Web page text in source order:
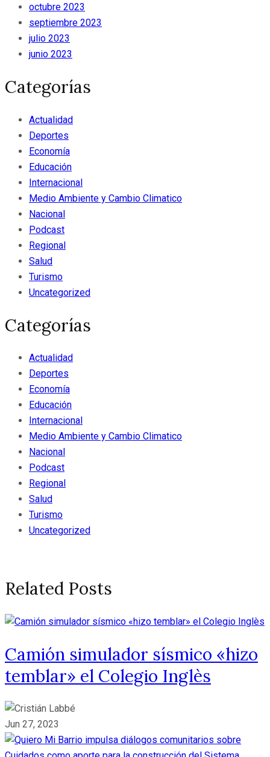
octubre 2023
septiembre 2023
julio 2023
junio 2023
Categorías
Actualidad
Deportes
Economía
Educación
Internacional
Medio Ambiente y Cambio Climatico
Nacional
Podcast
Regional
Salud
Turismo
Uncategorized
Categorías
Actualidad
Deportes
Economía
Educación
Internacional
Medio Ambiente y Cambio Climatico
Nacional
Podcast
Regional
Salud
Turismo
Uncategorized
Related Posts
Camión simulador sísmico «hizo
temblar» el Colegio Inglès
Jun 27, 2023